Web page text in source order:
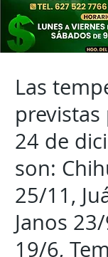
Las
previstas
24 de
son:
25/11,
Janos
19/6,